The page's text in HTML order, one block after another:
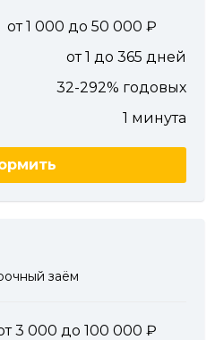
от 1 000 до 50 000
от 1 до 365 дней
32-292% годовых
1 минута
заём
3 000 до 100 000